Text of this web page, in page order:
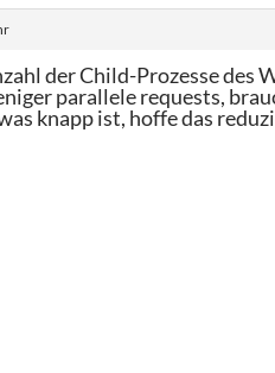
der Child-Prozesse des
parallele requests,
knapp ist, hoffe das